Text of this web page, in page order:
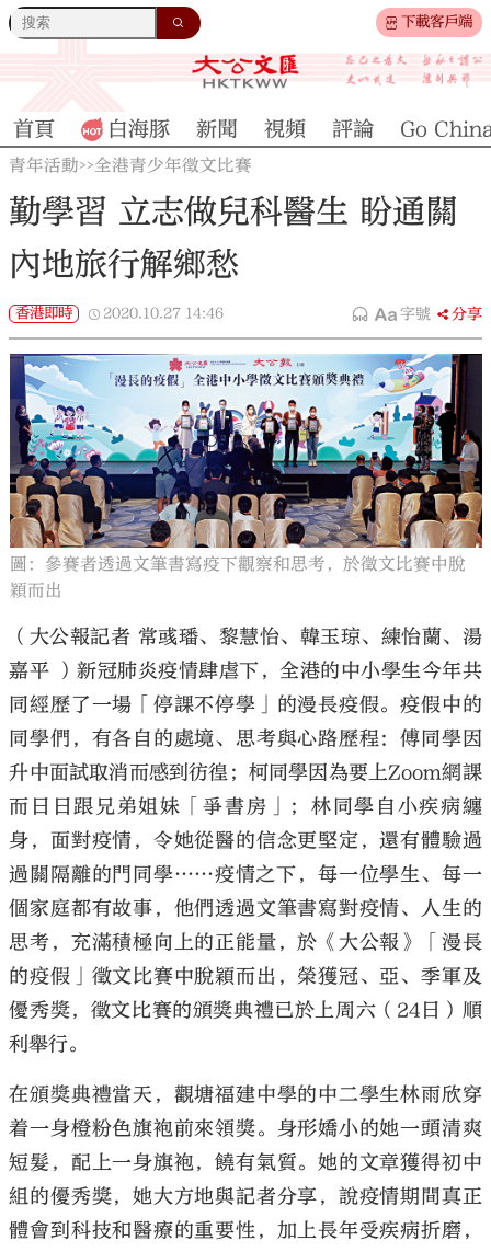
下載客戶端
大公文匯
首頁 白海豚 新聞 視頻 評論 Go
青年活動>>全港青少年徵文比賽
勤學習 立志做兒科醫生 盼通關
內地旅行解鄉愁
香港即時 2020.10.27 14:46 字號 分享
圖：參賽者透過文筆書寫疫下觀察和思考，於徵文比賽中脫
穎而出
（大公報記者 常彧璠、黎慧怡、韓玉琼、練怡蘭、湯
嘉平 ）新冠肺炎疫情肆虐下，全港的中小學生今年共
同經歷了一場「停課不停學」的漫長疫假。疫假中的
同學們，有各自的處境、思考與心路歷程：傅同學因
升中面試取消而感到彷徨；柯同學因為要上Zoom網課
而日日跟兄弟姐妹「爭書房」；林同學自小疾病纏
身，面對疫情，令她從醫的信念更堅定，還有體驗過
過關隔離的門同學……疫情之下，每一位學生、每一
個家庭都有故事，他們透過文筆書寫對疫情、人生的
思考，充滿積極向上的正能量，於《大公報》「漫長
的疫假」徵文比賽中脫穎而出，榮獲冠、亞、季軍及
優秀獎，徵文比賽的頒獎典禮已於上周六（24日）順
利舉行。
在頒獎典禮當天，觀塘福建中學的中二學生林雨欣穿
着一身橙粉色旗袍前來領獎。身形嬌小的她一頭清爽
短髮，配上一身旗袍，饒有氣質。她的文章獲得初中
組的優秀獎，她大方地與記者分享，說疫情期間真正
體會到科技和醫療的重要性，加上長年受疾病折磨，